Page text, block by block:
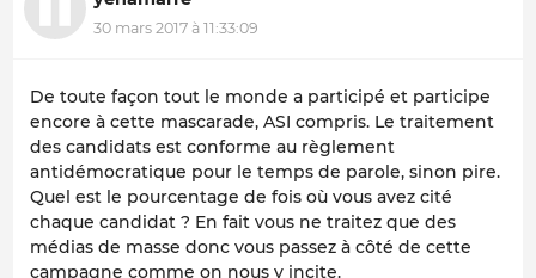
30 mars 2017 à 11:33:09
De toute façon tout le monde a participé et participe
encore à cette mascarade, ASI compris. Le traitement
des candidats est conforme au règlement
antidémocratique pour le temps de parole, sinon pire.
Quel est le pourcentage de fois où vous avez cité
chaque candidat ? En fait vous ne traitez que des
médias de masse donc vous passez à côté de cette
campagne comme on nous y incite.